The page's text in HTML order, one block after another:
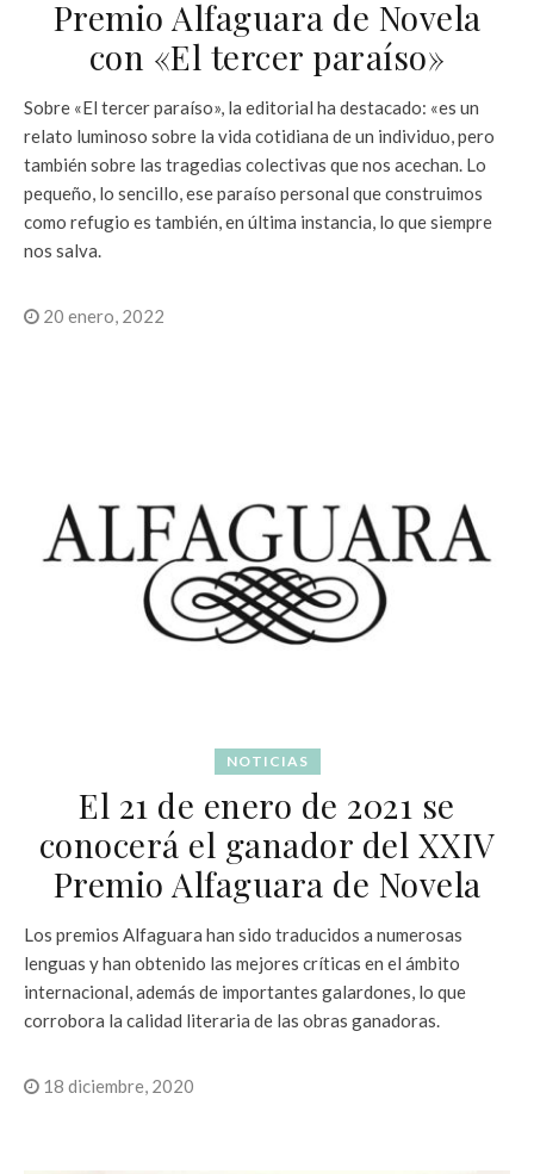
Premio Alfaguara de Novela
con «El tercer paraíso»
Sobre «El tercer paraíso», la editorial ha destacado: «es un
relato luminoso sobre la vida cotidiana de un individuo, pero
también sobre las tragedias colectivas que nos acechan. Lo
pequeño, lo sencillo, ese paraíso personal que construimos
como refugio es también, en última instancia, lo que siempre
nos salva.
20 enero, 2022
NOTICIAS
El 21 de enero de 2021 se
conocerá el ganador del XXIV
Premio Alfaguara de Novela
Los premios Alfaguara han sido traducidos a numerosas
lenguas y han obtenido las mejores críticas en el ámbito
internacional, además de importantes galardones, lo que
corrobora la calidad literaria de las obras ganadoras.
18 diciembre, 2020